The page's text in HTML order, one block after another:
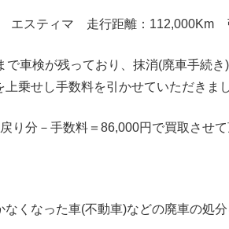
スティマ 走行距離：112,000Km
で車検が残っており、抹消(廃車手続
乗せし手数料を引かせていただきまし
り分－手数料＝86,000円で買取させて
くなった車(不動車)などの廃車の処